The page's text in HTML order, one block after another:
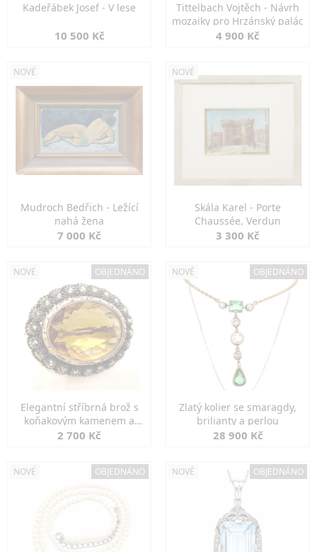
Kadeřábek Josef - V lese
10 500 Kč
Tittelbach Vojtěch - Návrh
mozaiky pro Hrzánský palác
4 900 Kč
NOVÉ
Mudroch Bedřich - Ležící
nahá žena
7 000 Kč
NOVÉ
Skála Karel - Porte
Chaussée, Verdun
3 300 Kč
NOVÉ OBJEDNÁNO
Elegantní stříbrná brož s
koňakovým kamenem a
markazity
2 700 Kč
NOVÉ OBJEDNÁNO
Zlatý kolier se smaragdy,
brilianty a perlou
28 900 Kč
NOVÉ OBJEDNÁNO NOVÉ OBJEDNÁNO